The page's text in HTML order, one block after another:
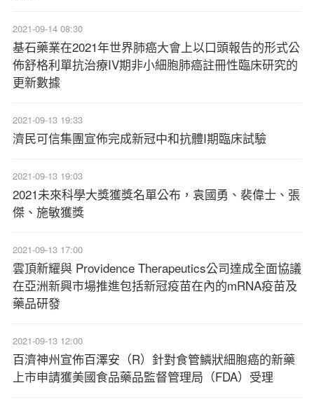
2021-09-14 08:30
基石藥業在2021年世界肺癌大會上以口頭報告的形式公
佈舒格利單抗治療IV期非小細胞肺癌註冊性臨床研究的
更新數據
2021-09-13 19:33
濟民可信集團宣佈完成新冠中和抗體I期臨床試驗
2021-09-13 19:03
2021未來科學大獎獲獎名單公布，袁國勇、裴偉士、張
傑、施敏獲獎
2021-09-13 17:00
雲頂新耀與 Providence Therapeutics公司達成全面協議
在亞洲新興市場推進包括新冠疫苗在內的mRNA疫苗及
藥品研發
2021-09-13 12:00
百濟神州宣佈百澤安（R）針對食管鱗狀細胞癌的新藥
上市申請獲美國食品藥品監督管理局（FDA）受理